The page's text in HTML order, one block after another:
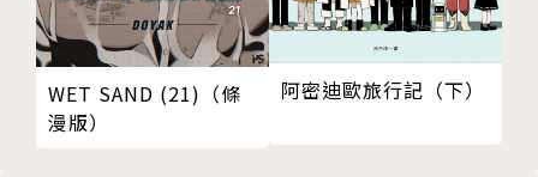
WET SAND (21)（條
漫版）
阿密迪歐旅行記（下）